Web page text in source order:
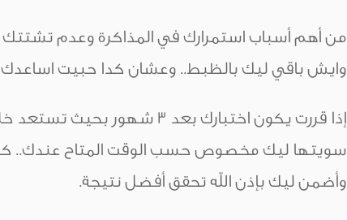
من أهم أسباب استمرارك في المذاكرة وعدم
وايش باقي ليك بالظبط.. وعشان كدا حبيت
إذا قررت يكون اختبارك بعد ٣
سويتها ليك مخصوص حسب الوقت المتاح عندك..
وأضمن ليك بإذن الله تحقق أفضل نتيجة.